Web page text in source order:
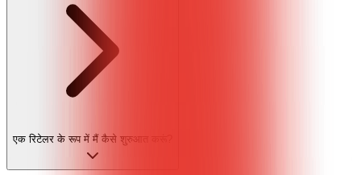
एक रिटेलर के रूप में मैं कैसे शुरुआत करूं?